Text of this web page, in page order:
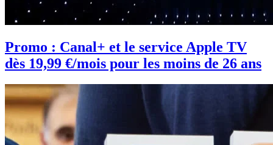
Promo : Canal+ et le service Apple TV
dès 19,99 €/mois pour les moins de 26 ans